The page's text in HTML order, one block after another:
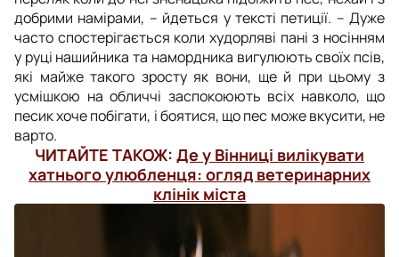
добрими намірами, – йдеться у тексті петиції. – Дуже
часто спостерігається коли худорляві пані з носінням
у руці нашийника та намордника вигулюють своїх псів,
які майже такого зросту як вони, ще й при цьому з
усмішкою на обличчі заспокоюють всіх навколо, що
песик хоче побігати, і боятися, що пес може вкусити, не
варто.
ЧИТАЙТЕ ТАКОЖ: Де у Вінниці вилікувати
хатнього улюбленця: огляд ветеринарних
клінік міста